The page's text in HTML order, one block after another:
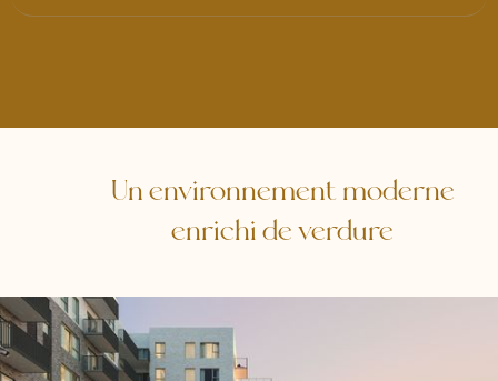
Un environnement moderne
enrichi de verdure